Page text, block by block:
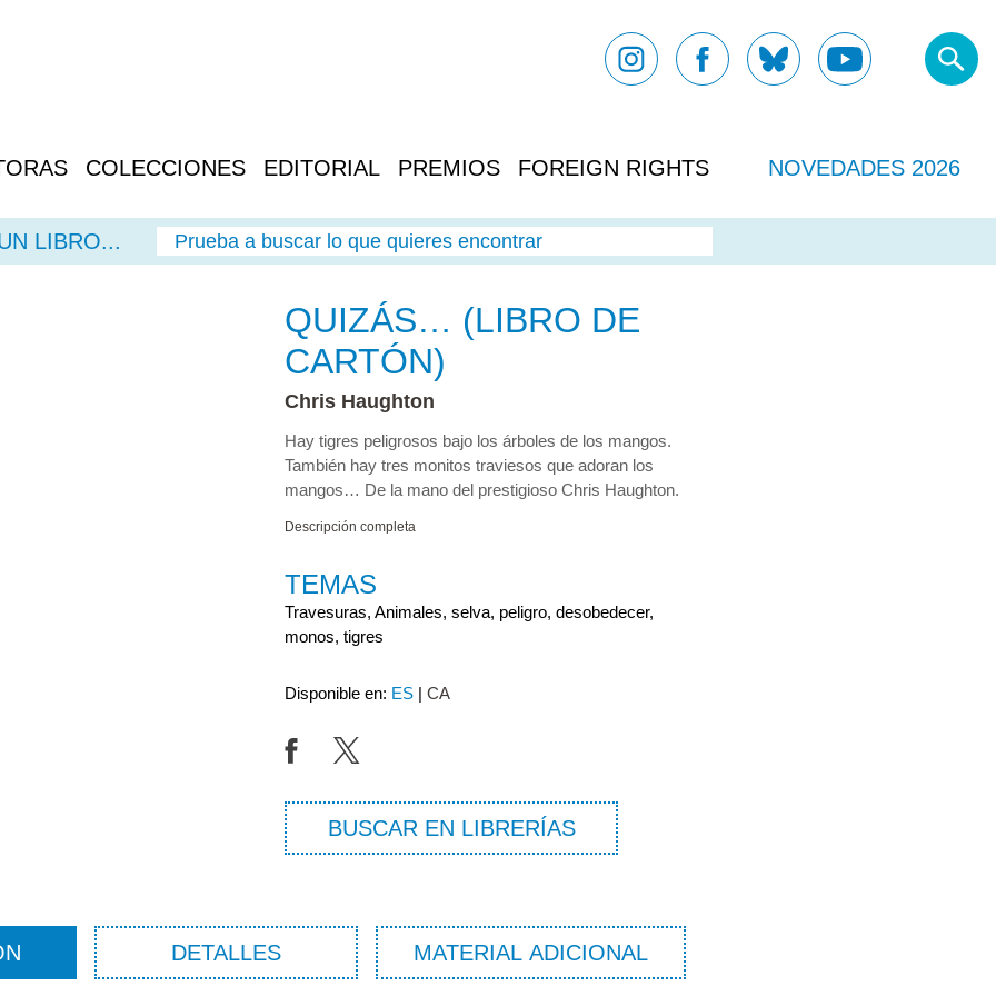
COLECCIONES EDITORIAL PREMIOS FOREIGN RIGHTS NOVEDADES 2026
LIBRO... Prueba a buscar lo que quieres encontrar
QUIZÁS… (LIBRO DE
CARTÓN)
Chris Haughton
Hay tigres peligrosos bajo los árboles de los mangos.
También hay tres monitos traviesos que adoran los
mangos… De la mano del prestigioso Chris Haughton.
Descripción completa
TEMAS
Travesuras, Animales, selva, peligro, desobedecer,
monos, tigres
Disponible en: ES CA
BUSCAR EN LIBRERÍAS
DETALLES MATERIAL ADICIONAL